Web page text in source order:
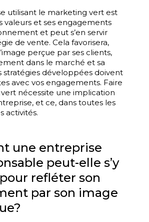
utilisant le marketing vert est
valeurs et ses engagements
et peut s’en servir
de vente. Cela favorisera,
perçue par ses clients,
dans le marché et sa
stratégies développées doivent
avec vos engagements. Faire
nécessite une implication
et ce, dans toutes les
activités.
une entreprise
peut-elle s’y
refléter son
par son image